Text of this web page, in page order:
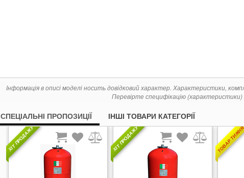
Інформація в описі моделі носить довідковий характер. Характеристики,
Перевірте специфікацію
СПЕЦІАЛЬНІ ПРОПОЗИЦІЇ ІНШІ ТОВАРИ КАТЕГОРІЇ
ХІТ ПРОДАЖУ ХІТ ПРОДАЖУ ТОВАР